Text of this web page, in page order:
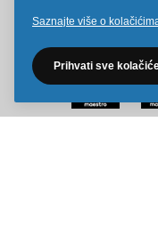
Saznajte više o
Prihvati sve